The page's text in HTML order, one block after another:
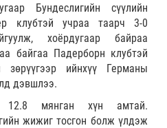
Бундеслигийн сүүлийн
клубтэй учраа таарч 3-0
хоёрдугаар байраа
байгаа Падерборн клубтэй
ийнхүү Германы
дэвшлээ.
12.8 мянган хүн амтай.
жижиг тосгон болж үлдэж